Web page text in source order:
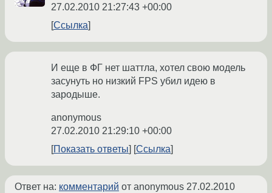
27.02.2010 21:27:43 +00:00
Ссылка
И еще в ФГ нет шаттла, хотел свою модель
засунуть но низкий FPS убил идею в
зародыше.
anonymous
27.02.2010 21:29:10 +00:00
Показать ответы
Ссылка
Ответ на: комментарий от anonymous 27.02.2010